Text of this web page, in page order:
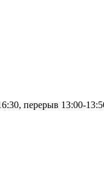
перерыв 13:00-